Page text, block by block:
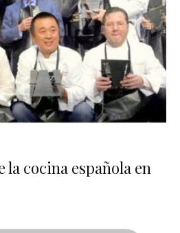
la cocina española en